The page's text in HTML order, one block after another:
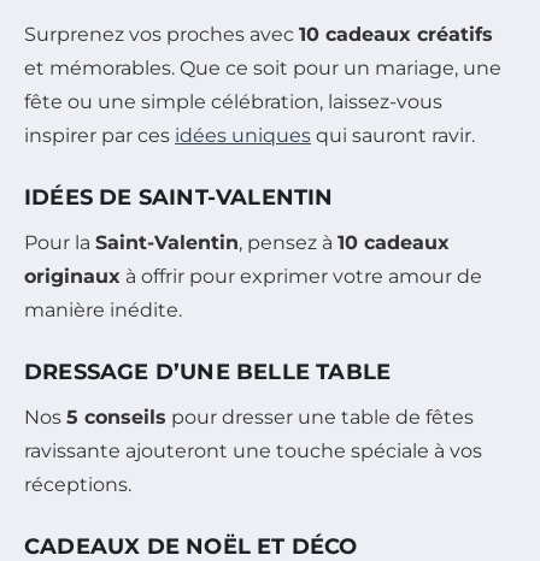
Surprenez vos proches avec 10 cadeaux créatifs
et mémorables. Que ce soit pour un mariage, une
fête ou une simple célébration, laissez-vous
inspirer par ces idées uniques qui sauront ravir.
IDÉES DE SAINT-VALENTIN
Pour la Saint-Valentin, pensez à 10 cadeaux
originaux à offrir pour exprimer votre amour de
manière inédite.
DRESSAGE D’UNE BELLE TABLE
Nos 5 conseils pour dresser une table de fêtes
ravissante ajouteront une touche spéciale à vos
réceptions.
CADEAUX DE NOËL ET DÉCO